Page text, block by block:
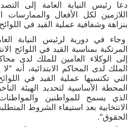
دعا رئيس النيابة العامة إلى
اللازمين لكل الأفعال
بنزاهة وشفافية عملية القيد في اللوائح
وجاء في دورية لرئيس النيابة
المرتكبة بمناسبة القيد في اللوائح
إلى الوكلاء العامين للملك لدى
الملك لدى المحاكم الابتدائية، أنه
التي تكتسيها عملية القيد في اللوائح
المحطة الأساسية لتحديد الهيئة
الذي يسمح للمواطنين
الانتخابية بعد استيفاء الشروط
الحقوق".